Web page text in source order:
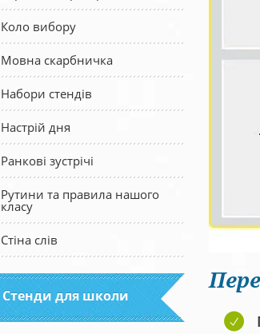
Коло вибору
Мовна скарбничка
Набори стендів
Настрій дня
Ранкові зустрічі
Рутини та правила нашого
класу
Стіна слів
Стенди для школи